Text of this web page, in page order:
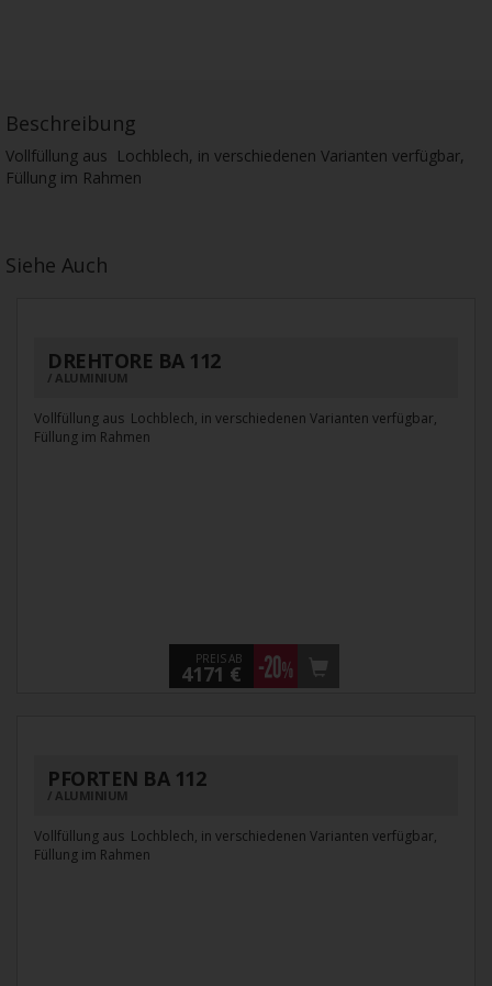
Beschreibung
Vollfüllung aus Lochblech, in verschiedenen Varianten verfügbar,
Füllung im Rahmen
Siehe Auch
DREHTORE BA 112
ALUMINIUM
Vollfüllung aus Lochblech, in verschiedenen Varianten verfügbar,
Füllung im Rahmen
PREIS AB
4171 €
PFORTEN BA 112
ALUMINIUM
Vollfüllung aus Lochblech, in verschiedenen Varianten verfügbar,
Füllung im Rahmen